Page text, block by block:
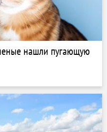
нашли пугающую